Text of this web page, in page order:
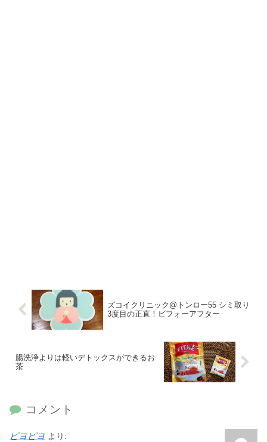
ズコイクリニック@トンロー55 シミ取り
3度目の正直！ビフォーアフター
腸洗浄よりは軽いデトックスができるお
茶
コメント
ピヨピヨ より: